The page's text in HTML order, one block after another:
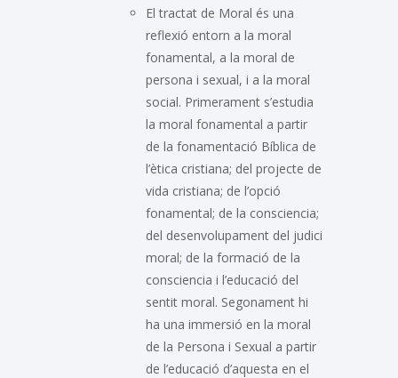
El tractat de Moral és una
reflexió entorn a la moral
fonamental, a la moral de
persona i sexual, i a la moral
social. Primerament s’estudia
la moral fonamental a partir
de la fonamentació Bíblica de
l’ètica cristiana; del projecte de
vida cristiana; de l’opció
fonamental; de la consciencia;
del desenvolupament del judici
moral; de la formació de la
consciencia i l’educació del
sentit moral. Segonament hi
ha una immersió en la moral
de la Persona i Sexual a partir
de l’educació d’aquesta en el